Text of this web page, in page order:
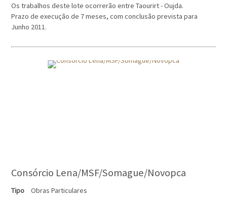
Os trabalhos deste lote ocorrerão entre Taourirt - Oujda.
Prazo de execução de 7 meses, com conclusão prevista para
Junho 2011.
Consórcio Lena/MSF/Somague/Novopca
Tipo
Obras Particulares